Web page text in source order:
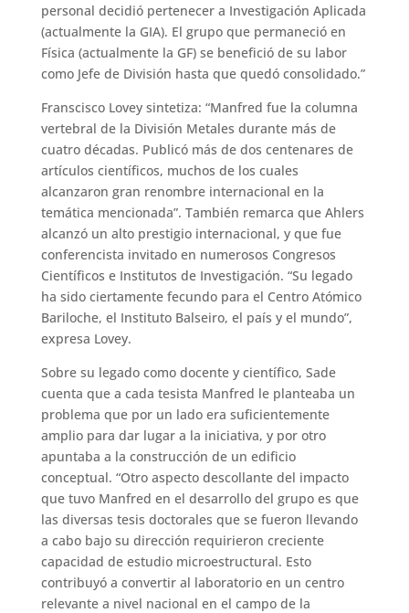
personal decidió pertenecer a Investigación Aplicada
(actualmente la GIA). El grupo que permaneció en
Física (actualmente la GF) se benefició de su labor
como Jefe de División hasta que quedó consolidado.”
Franscisco Lovey sintetiza: “Manfred fue la columna
vertebral de la División Metales durante más de
cuatro décadas. Publicó más de dos centenares de
artículos científicos, muchos de los cuales
alcanzaron gran renombre internacional en la
temática mencionada”. También remarca que Ahlers
alcanzó un alto prestigio internacional, y que fue
conferencista invitado en numerosos Congresos
Científicos e Institutos de Investigación. “Su legado
ha sido ciertamente fecundo para el Centro Atómico
Bariloche, el Instituto Balseiro, el país y el mundo”,
expresa Lovey.
Sobre su legado como docente y científico, Sade
cuenta que a cada tesista Manfred le planteaba un
problema que por un lado era suficientemente
amplio para dar lugar a la iniciativa, y por otro
apuntaba a la construcción de un edificio
conceptual. “Otro aspecto descollante del impacto
que tuvo Manfred en el desarrollo del grupo es que
las diversas tesis doctorales que se fueron llevando
a cabo bajo su dirección requirieron creciente
capacidad de estudio microestructural. Esto
contribuyó a convertir al laboratorio en un centro
relevante a nivel nacional en el campo de la